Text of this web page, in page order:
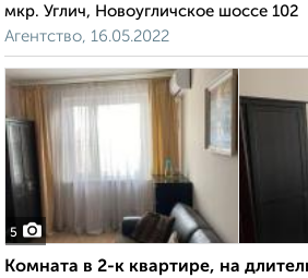
мкр. Углич, Новоугличское шоссе 102
Агентство, 16.05.2022
5
Комната в 2-к квартире, на